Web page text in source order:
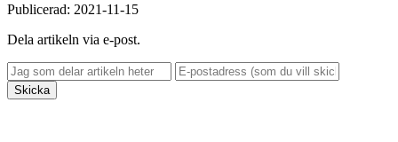
Publicerad: 2021-11-15
Dela artikeln via e-post.
Skicka